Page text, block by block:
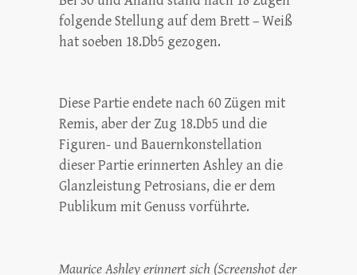
folgende Stellung auf dem Brett – Weiß
hat soeben 18.Db5 gezogen.
Diese Partie endete nach 60 Zügen mit
Remis, aber der Zug 18.Db5 und die
Figuren- und Bauernkonstellation
dieser Partie erinnerten Ashley an die
Glanzleistung Petrosians, die er dem
Publikum mit Genuss vorführte.
Maurice Ashley erinnert sich (Screenshot der